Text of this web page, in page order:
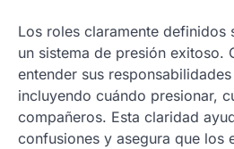
Los roles claramente definidos
un sistema de presión exitoso.
entender sus
incluyendo cuándo presionar,
compañeros. Esta claridad
confusiones y asegura que los